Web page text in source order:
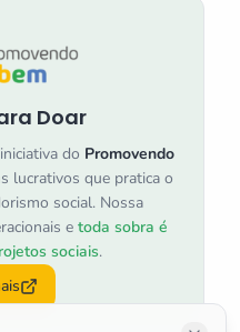
Doar
do Promovendo
lucrativos que pratica o
social. Nossa
e toda sobra é
sociais.